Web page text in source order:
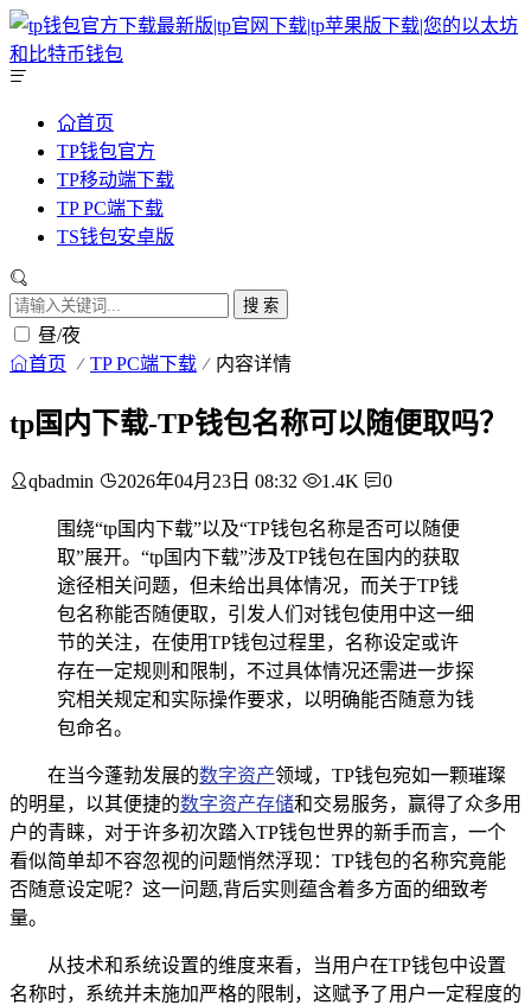
首页
TP钱包官方
TP移动端下载
TP PC端下载
TS钱包安卓版
搜 索
昼/夜
首页 TP PC端下载 内容详情
tp国内下载-TP钱包名称可以随便取吗？
qbadmin 2026年04月23日 08:32 1.4K 0
围绕“tp国内下载”以及“TP钱包名称是否可以随便
取”展开。“tp国内下载”涉及TP钱包在国内的获取
途径相关问题，但未给出具体情况，而关于TP钱
包名称能否随便取，引发人们对钱包使用中这一细
节的关注，在使用TP钱包过程里，名称设定或许
存在一定规则和限制，不过具体情况还需进一步探
究相关规定和实际操作要求，以明确能否随意为钱
包命名。
在当今蓬勃发展的数字资产领域，TP钱包宛如一颗璀璨
的明星，以其便捷的数字资产存储和交易服务，赢得了众多用
户的青睐，对于许多初次踏入TP钱包世界的新手而言，一个
看似简单却不容忽视的问题悄然浮现：TP钱包的名称究竟能
否随意设定呢？这一问题,背后实则蕴含着多方面的细致考
量。
从技术和系统设置的维度来看，当用户在TP钱包中设置
名称时，系统并未施加严格的限制，这赋予了用户一定程度的